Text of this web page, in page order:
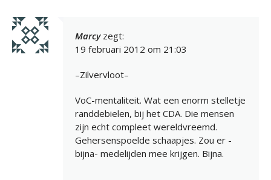
Marcy zegt:
19 februari 2012 om 21:03
–Zilvervloot–
VoC-mentaliteit. Wat een enorm stelletje
randdebielen, bij het CDA. Die mensen
zijn echt compleet wereldvreemd.
Gehersenspoelde schaapjes. Zou er -
bijna- medelijden mee krijgen. Bijna.